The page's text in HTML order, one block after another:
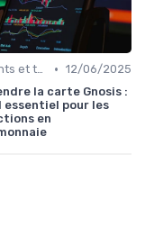
Paiements et transactions • 12/06/2025
la carte Gnosis :
essentiel pour les
en